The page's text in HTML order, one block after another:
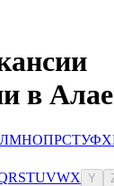
в
ЛМНОПРСТУФХ
RSTUVWX Y